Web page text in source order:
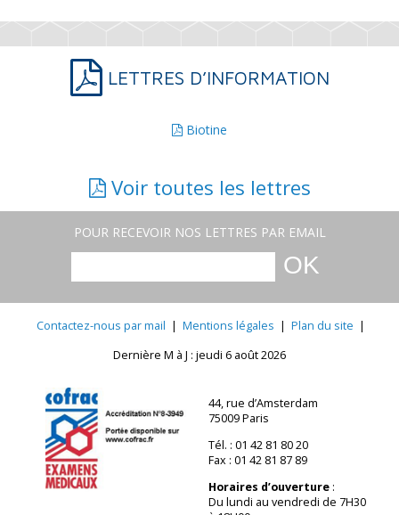
LETTRES D’INFORMATION
Biotine
Voir toutes les lettres
POUR RECEVOIR NOS LETTRES PAR EMAIL
Contactez-nous par mail | Mentions légales | Plan du site |
Dernière M à J : jeudi 6 août 2026
44, rue d’Amsterdam
75009 Paris
Tél. : 01 42 81 80 20
Fax : 01 42 81 87 89
Horaires d’ouverture:
Du lundi au vendredi de 7H30